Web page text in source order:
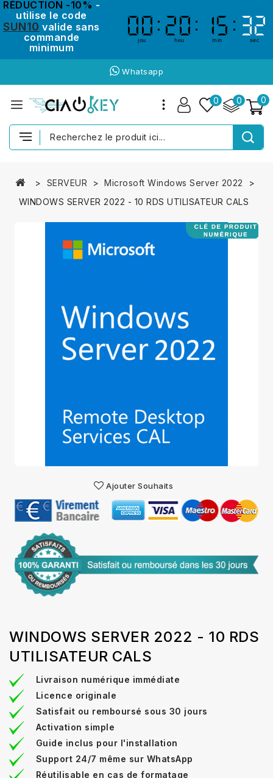
RÉDUCTION -10% -
utilise le code
SUN10 valide sans
commande
minimum
00
00
jou
20
20
heu
15
15
min
31
31
sec
Whatsapp
0
0
0
SERVEUR
Microsoft Windows Server 2022
WINDOWS SERVER 2022 - 10 RDS UTILISATEUR CALS
Ajouter Souhaits
WINDOWS SERVER 2022 - 10 RDS
UTILISATEUR CALS
Livraison numérique immédiate
Licence originale
Satisfait ou remboursé sous 30 jours
Activation simple
Guide inclus pour l'installation
Support 24/7 même sur WhatsApp
Réutilisable en cas de formatage